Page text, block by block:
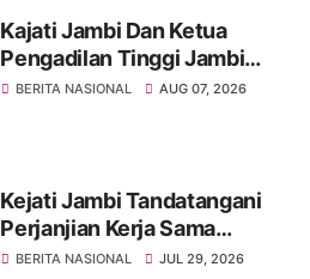
Kajati Jambi Dan Ketua
Pengadilan Tinggi Jambi
Berkomitmen Perkuat
BERITA NASIONAL AUG 07, 2026
Kejati Jambi Tandatangani
Perjanjian Kerja Sama
Dengan PT Pertamina EP,
BERITA NASIONAL JUL 29, 2026